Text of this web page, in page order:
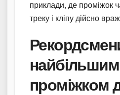
приклади, де проміжок
треку і кліпу дійсно
найбільшим
проміжком